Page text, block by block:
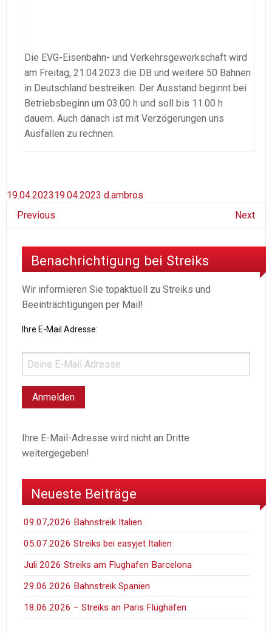
Die EVG-Eisenbahn- und Verkehrsgewerkschaft wird
am Freitag, 21.04.2023 die DB und weitere 50 Bahnen
in Deutschland bestreiken. Der Ausstand beginnt bei
Betriebsbeginn um 03.00 h und soll bis 11.00 h
dauern. Auch danach ist mit Verzögerungen uns
Ausfällen zu rechnen.
19.04.202319.04.2023 d.ambros
Previous
Next
Benachrichtigung bei Streiks
Wir informieren Sie topaktuell zu Streiks und
Beeinträchtigungen per Mail!
Ihre E-Mail Adresse:
Ihre E-Mail-Adresse wird nicht an Dritte
weitergegeben!
Neueste Beiträge
09.07,2026 Bahnstreik Italien
05.07.2026 Streiks bei easyjet Italien
Juli 2026 Streiks am Flughafen Barcelona
29.06.2026 Bahnstreik Spanien
18.06.2026 – Streiks an Paris Flüghäfen